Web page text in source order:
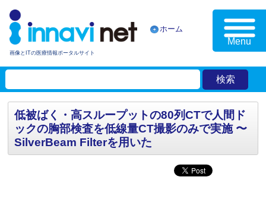
画像とITの医療情報ポータルサイト
ホーム
Menu
低被ばく・高スループットの80列CTで人間ド
ックの胸部検査を低線量CT撮影のみで実施 〜
SilverBeam Filterを用いた